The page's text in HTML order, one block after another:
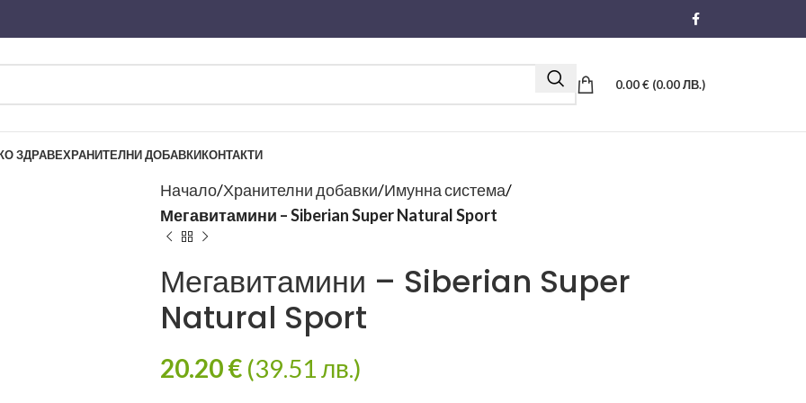
0.00€ (0.00 ЛВ.)
ЗДРАВЕХРАНИТЕЛНИ ДОБАВКИКОНТАКТИ
Начало Хранителни добавки Имунна система
Мегавитамини – Siberian Super Natural Sport
Мегавитамини – Siberian Super
Natural Sport
20.20€ (39.51 лв.)